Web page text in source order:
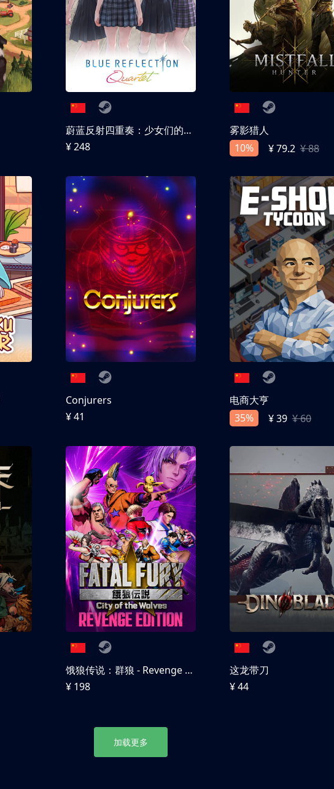
蔚蓝反射四重奏：少女们的奇迹
¥ 248
雾影猎人
10%
¥ 79.2 ¥ 88
Conjurers
¥ 41
电商大亨
35%
¥ 39 ¥ 60
饿狼传说：群狼 - Revenge Edition
¥ 198
这龙带刀
¥ 44
加载更多